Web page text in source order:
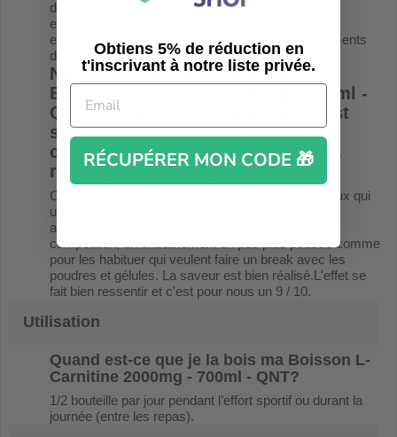
donne cete impression de souffle durant des
entrainements de musculations intenses, des
entrainements sous formes de HIIT, des entrainements
d'endurance musculaire...
Notre avis sur l'utilisation de la
Boisson L-Carnitine 2000mg - 700ml -
QNTest que servit frappé-glacé est
super désaltérante et que 2g de
carnitine permettra de décupler sa
résistance à l'effort.
C'est un très bon produit à l'unité pour celles et ceux qui
utilisent de temps en temps des compléments
alimentaires brûle-graisses et de l'effort pour une
compétition, un entrainement un peu plus poussé comme
pour les habituer qui veulent faire un break avec les
poudres et gélules. La saveur est bien réalisé.L'effet se
fait bien ressentir et c'est pour nous un 9 / 10.
Utilisation
Quand est-ce que je la bois ma Boisson L-
Carnitine 2000mg - 700ml - QNT?
1/2 bouteille par jour pendant l’effort sportif ou durant la
journée (entre les repas).
Obtiens 5% de réduction en
t'inscrivant à notre liste privée.
RÉCUPÉRER MON CODE 🎁